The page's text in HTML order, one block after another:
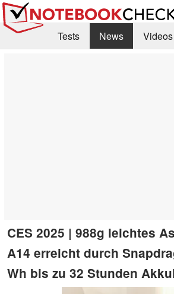
Tests News
Videos
CES 2025 | 988g leichtes
A14 erreicht durch
Wh bis zu 32 Stunden